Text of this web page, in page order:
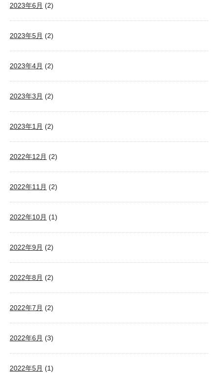
2023年6月 (2)
2023年5月 (2)
2023年4月 (2)
2023年3月 (2)
2023年1月 (2)
2022年12月 (2)
2022年11月 (2)
2022年10月 (1)
2022年9月 (2)
2022年8月 (2)
2022年7月 (2)
2022年6月 (3)
2022年5月 (1)